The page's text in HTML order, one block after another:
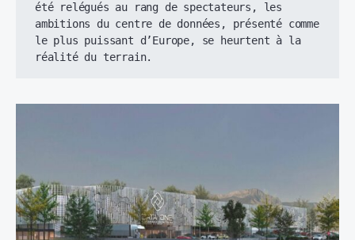
été relégués au rang de spectateurs, les
ambitions du centre de données, présenté comme
le plus puissant d’Europe, se heurtent à la
réalité du terrain.